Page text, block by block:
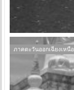
ภาคตะวันออกเฉียงเหนือ